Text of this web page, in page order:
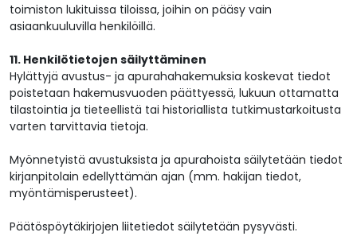
toimiston lukituissa tiloissa, joihin on pääsy vain
asiaankuuluvilla henkilöillä.
11. Henkilötietojen säilyttäminen
Hylättyjä avustus- ja apurahahakemuksia koskevat tiedot
poistetaan hakemusvuoden päättyessä, lukuun ottamatta
tilastointia ja tieteellistä tai historiallista tutkimustarkoitusta
varten tarvittavia tietoja.
Myönnetyistä avustuksista ja apurahoista säilytetään tiedot
kirjanpitolain edellyttämän ajan (mm. hakijan tiedot,
myöntämisperusteet).
Päätöspöytäkirjojen liitetiedot säilytetään pysyvästi.